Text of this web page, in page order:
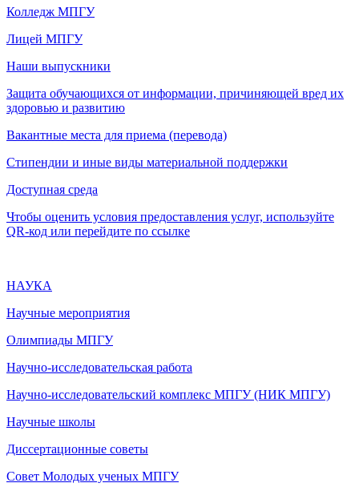
Колледж МПГУ
Лицей МПГУ
Наши выпускники
Защита обучающихся от информации, причиняющей вред их
здоровью и развитию
Вакантные места для приема (перевода)
Стипендии и иные виды материальной поддержки
Доступная среда
Чтобы оценить условия предоставления услуг, используйте
QR-код или перейдите по ссылке
НАУКА
Научные мероприятия
Олимпиады МПГУ
Научно-исследовательская работа
Научно-исследовательский комплекс МПГУ (НИК МПГУ)
Научные школы
Диссертационные советы
Совет Молодых ученых МПГУ